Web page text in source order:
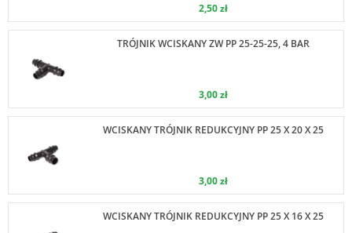
2,50 zł
TRÓJNIK WCISKANY ZW PP 25-25-25, 4 BAR
3,00 zł
WCISKANY TRÓJNIK REDUKCYJNY PP 25 X 20 X 25
3,00 zł
WCISKANY TRÓJNIK REDUKCYJNY PP 25 X 16 X 25